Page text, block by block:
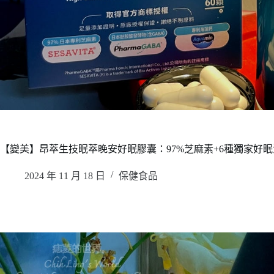
【變美】昂萃生技眠萃晚安好眠膠囊：97%芝麻素+6種獨家好
2024 年 11 月 18 日 保健食品